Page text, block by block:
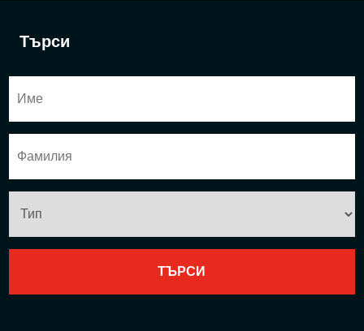
Търси